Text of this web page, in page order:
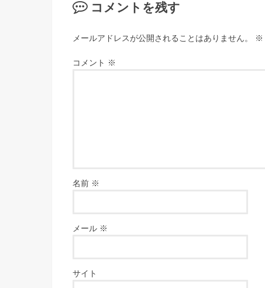
コメントを残す
メールアドレスが公開されることはありません。 ※
コメント ※
名前 ※
メール ※
サイト